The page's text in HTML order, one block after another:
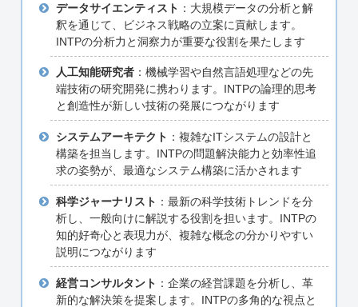
データサイエンティスト ：大規模データの分析と解
釈を通じて、ビジネス戦略の立案に貢献します。
INTPの分析力と洞察力が重要な役割を果たします
人工知能研究者：機械学習や自然言語処理などの先
端技術の研究開発に携わります。INTPの論理的思考
と創造性が新しい技術の発展につながります
システムアーキテクト ：複雑なITシステムの設計と
構築を担当します。INTPの問題解決能力と効率性追
求の姿勢が、最適なシステム構築に活かされます
科学ジャーナリスト ：最新の科学技術トレンドを分
析し、一般向けに解説する役割を担います。INTPの
知的好奇心と表現力が、複雑な概念の分かりやすい
説明につながります
経営コンサルタント ：企業の経営課題を分析し、革
新的な解決策を提案します。INTPの多角的な視点と